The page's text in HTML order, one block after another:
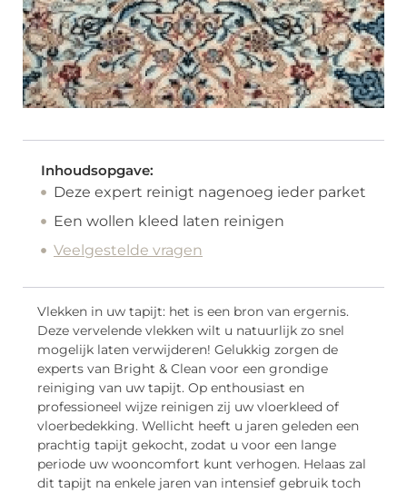
Inhoudsopgave:
Deze expert reinigt nagenoeg ieder parket
Een wollen kleed laten reinigen
Veelgestelde vragen
Vlekken in uw tapijt: het is een bron van ergernis.
Deze vervelende vlekken wilt u natuurlijk zo snel
mogelijk laten verwijderen! Gelukkig zorgen de
experts van Bright & Clean voor een grondige
reiniging van uw tapijt. Op enthousiast en
professioneel wijze reinigen zij uw vloerkleed of
vloerbedekking. Wellicht heeft u jaren geleden een
prachtig tapijt gekocht, zodat u voor een lange
periode uw wooncomfort kunt verhogen. Helaas zal
dit tapijt na enkele jaren van intensief gebruik toch